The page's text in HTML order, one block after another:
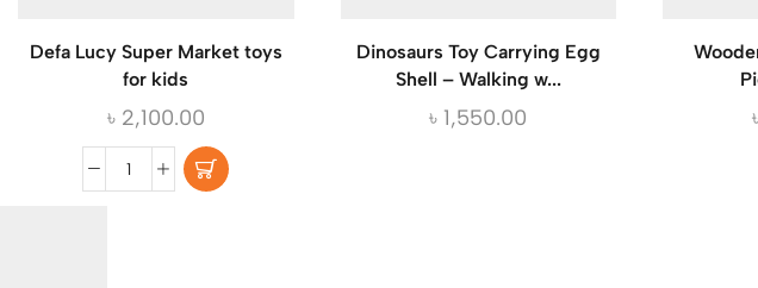
Defa Lucy Super Market toys
for kids
৳ 2,100.00
Dinosaurs Toy Carrying Egg
Shell – Walking w...
৳ 1,550.00